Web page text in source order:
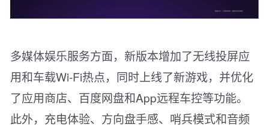
多媒体娱乐服务方面，新版本增加了无线投屏应
用和车载Wi-Fi热点，同时上线了新游戏，并优化
了应用商店、百度网盘和App远程车控等功能。
此外，充电体验、方向盘手感、哨兵模式和音频